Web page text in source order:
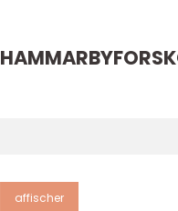
affischer